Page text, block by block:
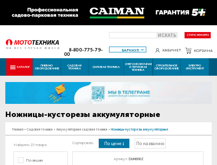
ИСКАТЬ СТАТУС РЕМОНТА
8-800-775-79-
00
БАРНАУЛ КАБИНЕТ КОРЗИНА
КАТАЛОГ ПНЕВМО
ОБОРУДОВАНИЕ
САДОВАЯ
ТЕХНИКА СИЛОВАЯ ТЕХНИКА
СНЕГОУБОРОЧНАЯ
И ТЕПЛОВАЯ
ТЕХНИКА
СТРОИТЕЛЬНОЕ
ОБОРУДОВАНИЕ
ЭЛЕКТРО
ИНСТРУМЕНТ
Ножницы-кусторезы аккумуляторные
Главная - Садовая техника - Аккумуляторная садовая техника - Ножницы-кусторезы аккумуляторные
Найдено 23 товара
По акции
Сортировать: По цене По названию
Артикул: DUH606Z